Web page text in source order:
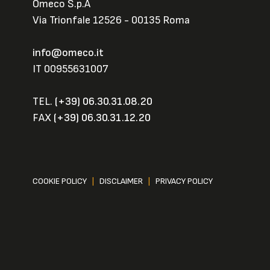
Omeco S.p.A
Via Trionfale 12526 - 00135 Roma
info@omeco.it
IT 00955631007
TEL. (+39) 06.30.31.08.20
FAX (+39) 06.30.31.12.20
COOKIE POLICY DISCLAIMER PRIVACY POLICY